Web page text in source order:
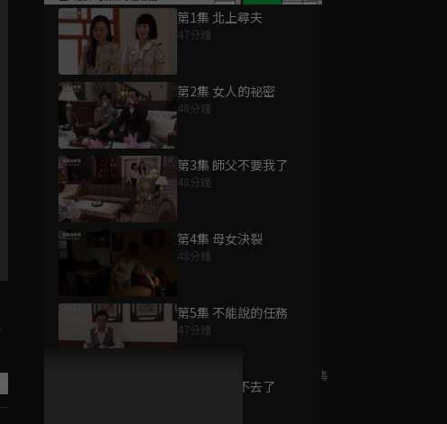
第1集 北上尋夫
47分鐘
第2集 女人的祕密
48分鐘
第3集 師父不要我了
48分鐘
第4集 母女決裂
48分鐘
第5集 不能說的任務
47分鐘
第6集 我回不去了
為您推薦
已完結 / 共 1 集